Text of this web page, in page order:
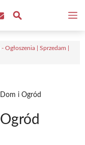
Ogłoszenia | Sprzedam |
i Ogród